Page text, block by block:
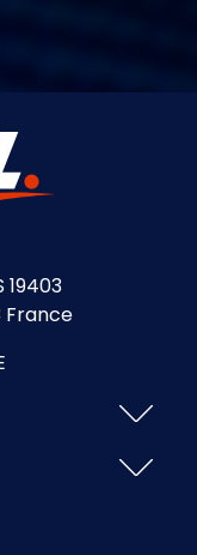
19403
France